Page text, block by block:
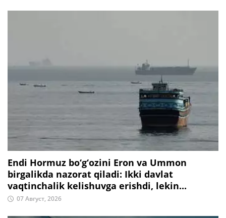
Endi Hormuz bo‘g‘ozini Eron va Ummon
birgalikda nazorat qiladi: Ikki davlat
vaqtinchalik kelishuvga erishdi, lekin...
07 Август, 2026